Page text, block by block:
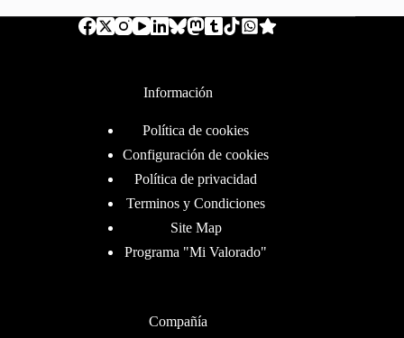
Información
Política de cookies
Configuración de cookies
Política de privacidad
Terminos y Condiciones
Site Map
Programa "Mi Valorado"
Compañía